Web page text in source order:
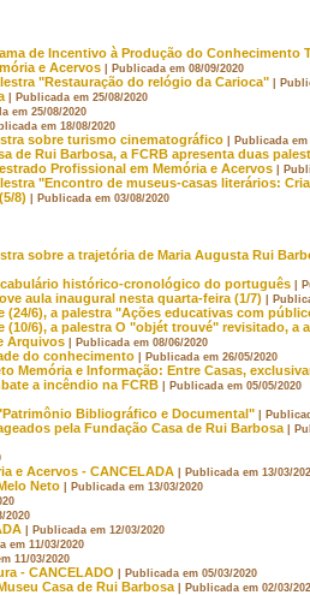
de Incentivo à Produção do Conhecimento
e Acervos | Publicada em 08/09/2020
"Restauração do relógio da Carioca" |
| Publicada em 25/08/2020
em 25/08/2020
em 18/08/2020
sobre turismo cinematográfico | Publicada em
de Rui Barbosa, a FCRB apresenta duas
Profissional em Memória e Acervos |
"Encontro de museus-casas literários:
8) | Publicada em 03/08/2020
sobre a trajetória de Maria Augusta Rui
histórico-cronológico do português |
aula inaugural nesta quarta-feira (1/7) |
(24/6), a palestra "Ações educativas com
6), a palestra O "objét trouvé" revisitado,
Arquivos | Publicada em 08/06/2020
do conhecimento | Publicada em 26/05/2020
Memória e Informação: Entre Casas,
a incêndio na FCRB | Publicada em 05/05/2020
Bibliográfico e Documental" |
pela Fundação Casa de Rui Barbosa |
e Acervos - CANCELADA | Publicada em 13/03/
Neto | Publicada em 13/03/2020
2020
| Publicada em 12/03/2020
em 11/03/2020
11/03/2020
- CANCELADO | Publicada em 05/03/2020
Casa de Rui Barbosa | Publicada em 02/03/